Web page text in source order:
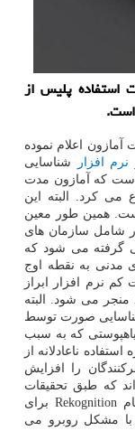
استفاده پلیس از
اعلام نموده
نرم افزار
شناسایی
که آمازون مدت
می کرد. البته این
همین طور معین
شامل سازمان های
گرفته می شود که
های مدنی به نقطه اوج
نرم افزار ابراز
منجر می شود. البته
شناسایی صورت توسط
که به سبب
ناعادلانه از
را افزایش
که طبق تحقیقات
پیشین سرویس شناسایی صورت آمازون به نام Rekognition برای
با مشکل روبرو می